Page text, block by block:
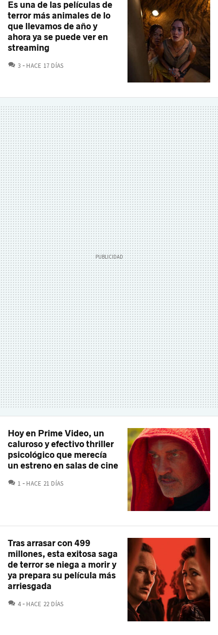
Es una de las películas de
terror más animales de lo
que llevamos de año y
ahora ya se puede ver en
streaming
3 COMENTARIOS
HACE 17 DÍAS
Hoy en Prime Video, un
caluroso y efectivo thriller
psicológico que merecía
un estreno en salas de cine
1 COMENTARIOS
HACE 21 DÍAS
Tras arrasar con 499
millones, esta exitosa saga
de terror se niega a morir y
ya prepara su película más
arriesgada
4 COMENTARIOS
HACE 22 DÍAS